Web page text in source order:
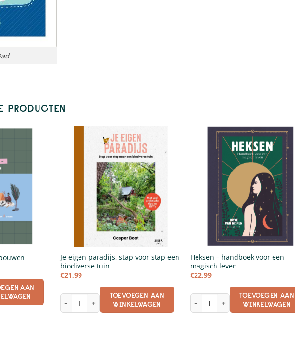
PRODUCTEN
aantal
AAN
Je eigen paradijs, stap voor stap een
biodiverse tuin
€21,99
Je eigen paradijs, stap voor stap een biodiverse tuin aantal
TOEVOEGEN AAN
WINKELWAGEN
Heksen – handboek voor een
magisch leven
€22,99
Heksen - handboek voor een
TOEVOEGEN AAN
WINKELWAGEN